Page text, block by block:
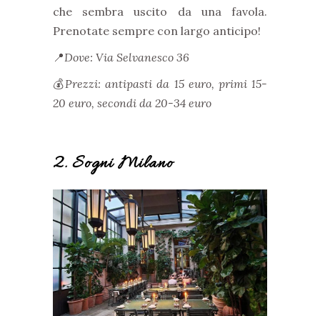
che sembra uscito da una favola.
Prenotate sempre con largo anticipo!
📍Dove: Via Selvanesco 36
💰Prezzi: antipasti da 15 euro, primi 15-
20 euro, secondi da 20-34 euro
2. Sogni Milano